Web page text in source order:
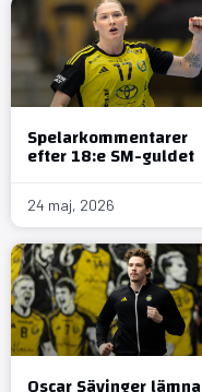
Spelarkommentarer
efter 18:e SM-guldet
24 maj, 2026